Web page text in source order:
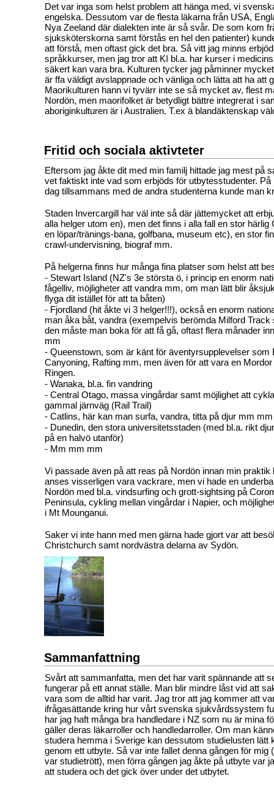
Det var inga som helst problem att hänga med, vi
engelska. Dessutom var de flesta läkarna från USA,
Nya Zeeland där dialekten inte är så svår. De som kom
sjuksköterskorna samt förstås en hel den patienter)
att förstå, men oftast gick det bra. Så vitt jag minns
språkkurser, men jag tror att KI bl.a. har kurser i
säkert kan vara bra. Kulturen tycker jag påminner
är ffa väldigt avslappnade och vänliga och lätta att ha att
Maorikulturen hann vi tyvärr inte se så mycket av, flest
Nordön, men maorifolket är betydligt bättre integrerat i
aboriginkulturen är i Australien. T.ex ä blandäktenskap
Fritid och sociala aktivteter
Eftersom jag åkte dit med min familj hittade jag mest på
vet faktiskt inte vad som erbjöds för utbytesstudenter. På
dag tillsammans med de andra studenterna kunde man
Staden Invercargill har väl inte så där jättemycket att
alla helger utom en), men det finns i alla fall en stor
en löpar/tränings-bana, golfbana, museum etc), en stor
crawl-undervisning, biograf mm.
På helgerna finns hur många fina platser som helst att
- Stewart Island (NZ's 3e största ö, i princip en enorm
fågelliv, möjligheter att vandra mm, om man lätt blir
flyga dit istället för att ta båten)
- Fjordland (hit åkte vi 3 helger!!!), också en enorm
man åka båt, vandra (exempelvis berömda Milford
den måste man boka för att få gå, oftast flera månader
mm
- Queenstown, som är känt för äventyrsupplevelser som
Canyoning, Rafting mm, men även för att vara en
Ringen.
- Wanaka, bl.a. fin vandring
- Central Otago, massa vingårdar samt möjlighet att
gammal järnväg (Rail Trail)
- Catlins, här kan man surfa, vandra, titta på djur mm mm
- Dunedin, den stora universitetsstaden (med bl.a. rikt
på en halvö utanför)
- Mm mm mm
Vi passade även på att reas på Nordön innan min praktik
anses visserligen vara vackrare, men vi hade en
Nordön med bl.a. vindsurfing och grott-sightsing på
Peninsula, cykling mellan vingårdar i Napier, och
i Mt Mounganui.
Saker vi inte hann med men gärna hade gjort var att
Christchurch samt nordvästra delarna av Sydön.
Sammanfattning
Svårt att sammanfatta, men det har varit spännande att
fungerar på ett annat ställe. Man blir mindre låst vid att
vara som de alltid har varit. Jag tror att jag kommer att
ifrågasättande kring hur vårt svenska sjukvårdssystem
har jag haft många bra handledare i NZ som nu är mina
gäller deras läkarroller och handledarroller. Om man
studera hemma i Sverige kan dessutom studielusten lätt
genom ett utbyte. Så var inte fallet denna gången för mig
var studietrött), men förra gången jag åkte på utbyte var
att studera och det gick över under det utbytet.